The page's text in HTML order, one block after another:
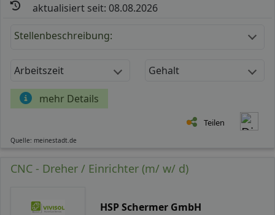
aktualisiert seit: 08.08.2026
Stellenbeschreibung:
Arbeitszeit Gehalt
mehr Details
Teilen
Quelle: meinestadt.de
CNC - Dreher / Einrichter (m/ w/ d)
HSP Schermer GmbH